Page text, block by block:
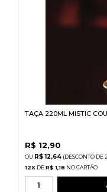
TAÇA 220ML MISTIC
R$ 12,90
R$ 12,64 (DESCONTO DE
12X DE R$ 1,18